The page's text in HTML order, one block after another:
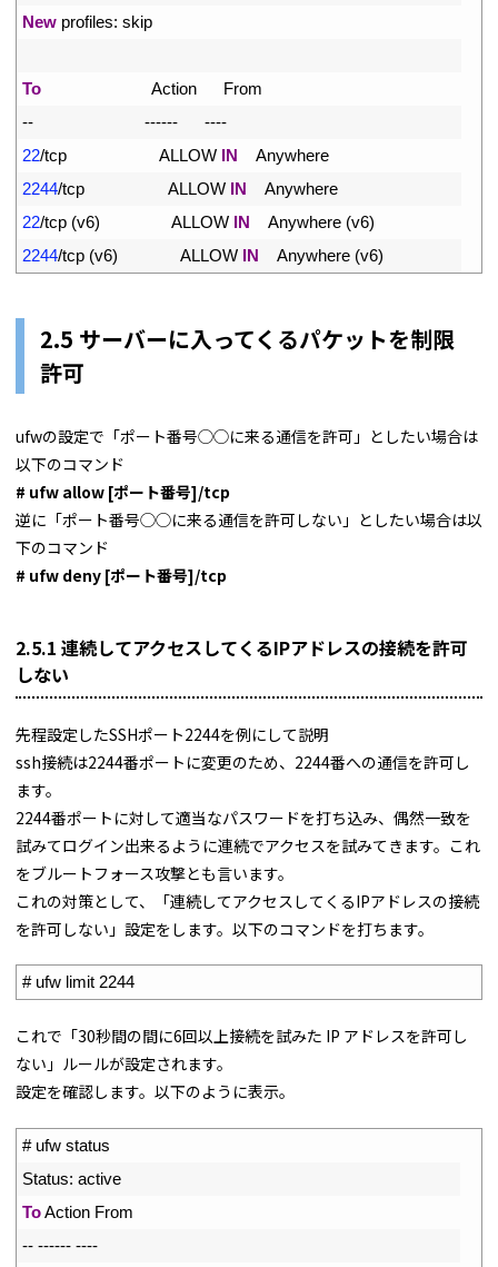
New profiles: skip
To Action From
--
------ ----
22/tcp ALLOW IN
Anywhere
2244/tcp ALLOW IN
Anywhere
22/tcp (v6) ALLOW IN Anywhere (v6)
2244/tcp (v6) ALLOW IN Anywhere (v6)
2.5 サーバーに入ってくるパケットを制限
許可
ufwの設定で「ポート番号◯◯に来る通信を許可」としたい場合は
以下のコマンド
# ufw allow [ポート番号]/tcp
逆に「ポート番号◯◯に来る通信を許可しない」としたい場合は以
下のコマンド
# ufw deny [ポート番号]/tcp
2.5.1 連続してアクセスしてくるIPアドレスの接続を許可
しない
先程設定したSSHポート2244を例にして説明
ssh接続は2244番ポートに変更のため、2244番への通信を許可し
ます。
2244番ポートに対して適当なパスワードを打ち込み、偶然一致を
試みてログイン出来るように連続でアクセスを試みてきます。これ
をブルートフォース攻撃とも言います。
これの対策として、「連続してアクセスしてくるIPアドレスの接続
を許可しない」設定をします。以下のコマンドを打ちます。
# ufw limit 2244
これで「30秒間の間に6回以上接続を試みた IP アドレスを許可し
ない」ルールが設定されます。
設定を確認します。以下のように表示。
# ufw status
Status: active
ToAction From
-- ------ ----